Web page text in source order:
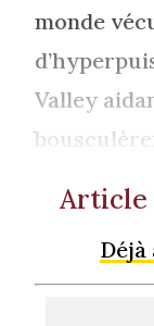
monde
Valley
Article
Déjà